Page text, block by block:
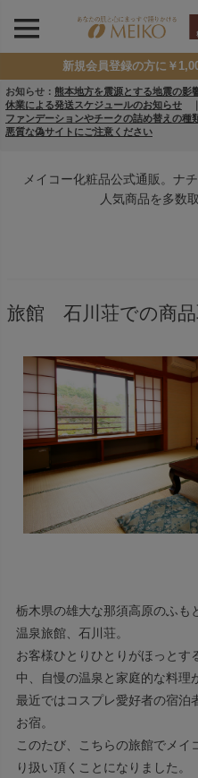
新規会員登録の方に￥
お知らせ： 熊本地方を震源とする地震の影
休業による発送スケジュールのお知らせ
ファンデーションやチークの詰め替えの種
悪質な偽サイトにご注意ください
メイコー化粧品公式通販。ナ
人気商品を多数
旅館 石川荘での商品
栃木県の雄大な那須高原のふも
温泉旅館、石川荘。
お客様ひとりひとりがほっとす
中、自慢の温泉と家庭的な料理
最近ではコスプレ愛好者の宿泊
お宿。
このたび、こちらの旅館でメイ
り扱い頂くことになりました。